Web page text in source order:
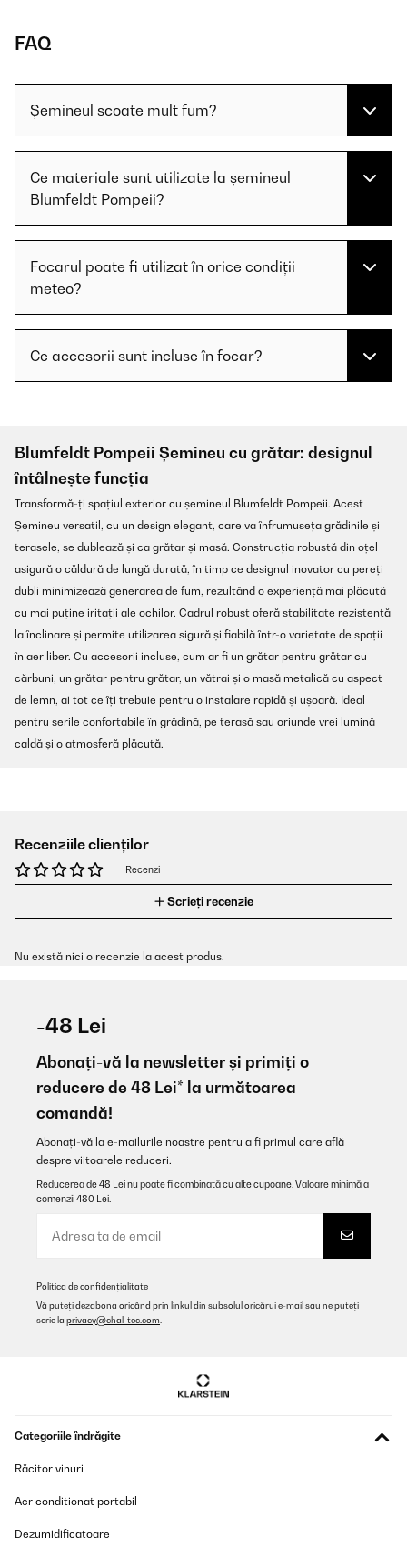
FAQ
Șemineul scoate mult fum?
Ce materiale sunt utilizate la șemineul
Blumfeldt Pompeii?
Focarul poate fi utilizat în orice condiții
meteo?
Ce accesorii sunt incluse în focar?
Blumfeldt Pompeii Șemineu cu grătar: designul
întâlnește funcția
Transformă-ți spațiul exterior cu șemineul Blumfeldt Pompeii. Acest
Șemineu versatil, cu un design elegant, care va înfrumuseța grădinile și
terasele, se dublează și ca grătar și masă. Construcția robustă din oțel
asigură o căldură de lungă durată, în timp ce designul inovator cu pereți
dubli minimizează generarea de fum, rezultând o experiență mai plăcută
cu mai puține iritații ale ochilor. Cadrul robust oferă stabilitate rezistentă
la înclinare și permite utilizarea sigură și fiabilă într-o varietate de spații
în aer liber. Cu accesorii incluse, cum ar fi un grătar pentru grătar cu
cărbuni, un grătar pentru grătar, un vătrai și o masă metalică cu aspect
de lemn, ai tot ce îți trebuie pentru o instalare rapidă și ușoară. Ideal
pentru serile confortabile în grădină, pe terasă sau oriunde vrei lumină
caldă și o atmosferă plăcută.
Recenziile clienților
Recenzi
Scrieți recenzie
Nu există nici o recenzie la acest produs.
-48 Lei
Abonați-vă la newsletter și primiți o
reducere de 48 Lei* la următoarea
comandă!
Abonați-vă la e-mailurile noastre pentru a fi primul care află
despre viitoarele reduceri.
Reducerea de 48 Lei nu poate fi combinată cu alte cupoane. Valoare minimă a
comenzii 480 Lei.
Politica de confidențialitate
Vă puteți dezabona oricând prin linkul din subsolul oricărui e-mail sau ne puteți
scrie la privacy@chal-tec.com
Categoriile îndrăgite
Răcitor vinuri
Aer conditionat portabil
Dezumidificatoare